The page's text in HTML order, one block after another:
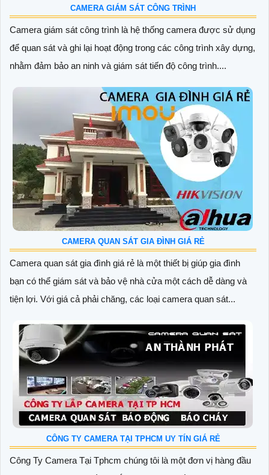
CAMERA GIÁM SÁT CÔNG TRÌNH
Camera giám sát công trình là hệ thống camera được sử dụng
để quan sát và ghi lại hoạt động trong các công trình xây dựng,
nhằm đảm bảo an ninh và giám sát tiến độ công trình....
CAMERA QUAN SÁT GIA ĐÌNH GIÁ RẺ
Camera quan sát gia đình giá rẻ là một thiết bị giúp gia đình
bạn có thể giám sát và bảo vệ nhà cửa một cách dễ dàng và
tiện lợi. Với giá cả phải chăng, các loại camera quan sát...
CÔNG TY CAMERA TẠI TPHCM UY TÍN GIÁ RẺ
Công Ty Camera Tại Tphcm chúng tôi là một đơn vị hàng đầu